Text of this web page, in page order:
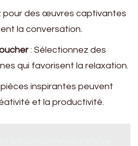
pour des œuvres captivantes
la conversation.
: Sélectionnez des
qui favorisent la relaxation.
pièces inspirantes peuvent
et la productivité.